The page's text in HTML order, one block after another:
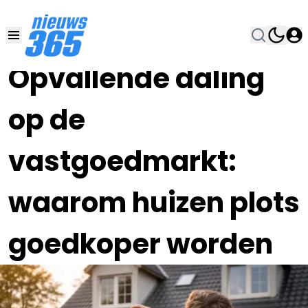
Opvallende daling
op de
vastgoedmarkt:
waarom huizen plots
goedkoper worden
09 JUL , 10:00•